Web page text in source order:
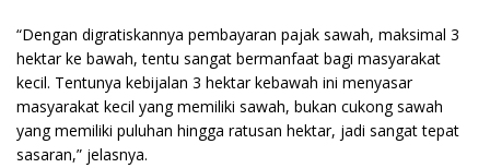
“Dengan digratiskannya pembayaran pajak sawah, maksimal 3
hektar ke bawah, tentu sangat bermanfaat bagi masyarakat
kecil. Tentunya kebijalan 3 hektar kebawah ini menyasar
masyarakat kecil yang memiliki sawah, bukan cukong sawah
yang memiliki puluhan hingga ratusan hektar, jadi sangat tepat
sasaran,” jelasnya.